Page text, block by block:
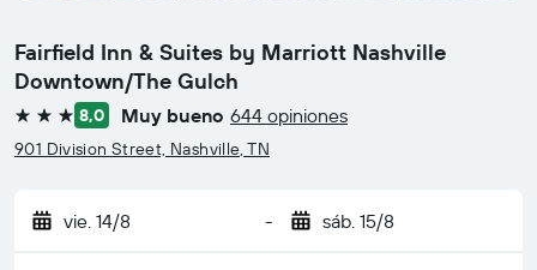
Fairfield Inn & Suites by Marriott Nashville
Downtown/The Gulch
3 estrellas
8,0 Muy bueno 644 opiniones
901 Division Street, Nashville, TN
vie. 14/8 - sáb. 15/8